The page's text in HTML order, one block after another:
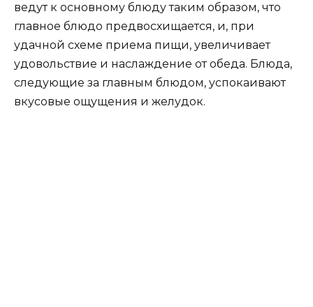
ведут к основному блюду таким образом, что
главное блюдо предвосхищается, и, при
удачной схеме приема пищи, увеличивает
удовольствие и наслаждение от обеда. Блюда,
следующие за главным блюдом, успокаивают
вкусовые ощущения и желудок.